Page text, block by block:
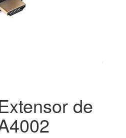
de